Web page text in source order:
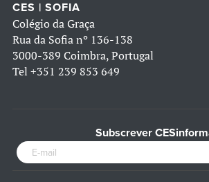
CES | SOFIA
Colégio da Graça
Rua da Sofia nº 136-138
3000-389 Coimbra, Portugal
Tel +351 239 853 649
Subscrever